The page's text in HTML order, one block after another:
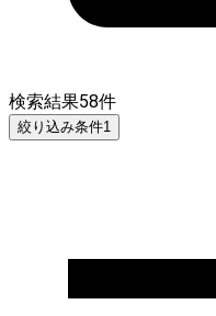
検索結果58件
絞り込み条件1